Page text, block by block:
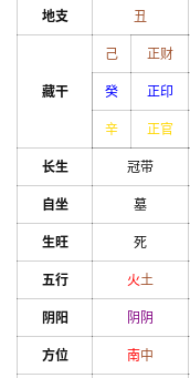
地支 丑
藏干
己 正财
癸 正印
辛 正官
长生 冠带
自坐 墓
生旺 死
五行 火土
阴阳 阴 阴
方位 南中